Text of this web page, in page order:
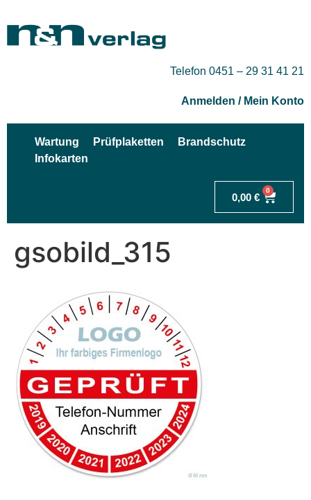
Telefon 0451 – 29 31 41 21
Anmelden / Mein Konto
Wartung Prüfplaketten
Brandschutz
Infokarten
0,00 €
0
gsobild_315